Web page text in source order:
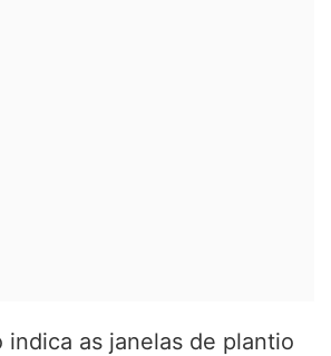
indica as janelas de plantio